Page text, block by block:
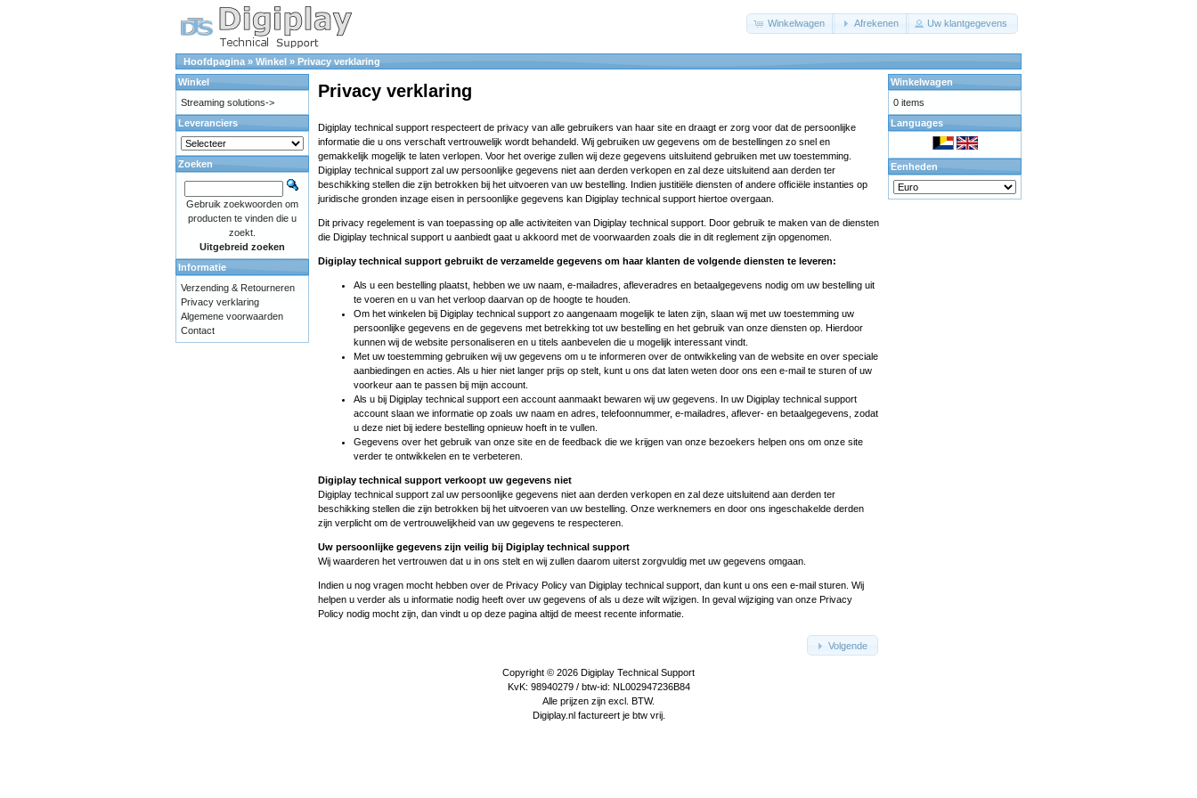
Winkelwagen Afrekenen Uw klantgegevens
Hoofdpagina » Winkel » Privacy verklaring
Privacy verklaring
Digiplay technical support respecteert de privacy van alle gebruikers van haar site en draagt er zorg voor dat de persoonlijke
informatie die u ons verschaft vertrouwelijk wordt behandeld. Wij gebruiken uw gegevens om de bestellingen zo snel en
gemakkelijk mogelijk te laten verlopen. Voor het overige zullen wij deze gegevens uitsluitend gebruiken met uw toestemming.
Digiplay technical support zal uw persoonlijke gegevens niet aan derden verkopen en zal deze uitsluitend aan derden ter
beschikking stellen die zijn betrokken bij het uitvoeren van uw bestelling. Indien justitiële diensten of andere officiële instanties op
juridische gronden inzage eisen in persoonlijke gegevens kan Digiplay technical support hiertoe overgaan.
Dit privacy regelement is van toepassing op alle activiteiten van Digiplay technical support. Door gebruik te maken van de diensten
die Digiplay technical support u aanbiedt gaat u akkoord met de voorwaarden zoals die in dit reglement zijn opgenomen.
Digiplay technical support gebruikt de verzamelde gegevens om haar klanten de volgende diensten te leveren:
Als u een bestelling plaatst, hebben we uw naam, e-mailadres, afleveradres en betaalgegevens nodig om uw bestelling uit
te voeren en u van het verloop daarvan op de hoogte te houden.
Om het winkelen bij Digiplay technical support zo aangenaam mogelijk te laten zijn, slaan wij met uw toestemming uw
persoonlijke gegevens en de gegevens met betrekking tot uw bestelling en het gebruik van onze diensten op. Hierdoor
kunnen wij de website personaliseren en u titels aanbevelen die u mogelijk interessant vindt.
Met uw toestemming gebruiken wij uw gegevens om u te informeren over de ontwikkeling van de website en over speciale
aanbiedingen en acties. Als u hier niet langer prijs op stelt, kunt u ons dat laten weten door ons een e-mail te sturen of uw
voorkeur aan te passen bij mijn account.
Als u bij Digiplay technical support een account aanmaakt bewaren wij uw gegevens. In uw Digiplay technical support
account slaan we informatie op zoals uw naam en adres, telefoonnummer, e-mailadres, aflever- en betaalgegevens, zodat
u deze niet bij iedere bestelling opnieuw hoeft in te vullen.
Gegevens over het gebruik van onze site en de feedback die we krijgen van onze bezoekers helpen ons om onze site
verder te ontwikkelen en te verbeteren.
Digiplay technical support verkoopt uw gegevens niet
Digiplay technical support zal uw persoonlijke gegevens niet aan derden verkopen en zal deze uitsluitend aan derden ter
beschikking stellen die zijn betrokken bij het uitvoeren van uw bestelling. Onze werknemers en door ons ingeschakelde derden
zijn verplicht om de vertrouwelijkheid van uw gegevens te respecteren.
Uw persoonlijke gegevens zijn veilig bij Digiplay technical support
Wij waarderen het vertrouwen dat u in ons stelt en wij zullen daarom uiterst zorgvuldig met uw gegevens omgaan.
Indien u nog vragen mocht hebben over de Privacy Policy van Digiplay technical support, dan kunt u ons een e-mail sturen. Wij
helpen u verder als u informatie nodig heeft over uw gegevens of als u deze wilt wijzigen. In geval wijziging van onze Privacy
Policy nodig mocht zijn, dan vindt u op deze pagina altijd de meest recente informatie.
Volgende
Winkel
Streaming solutions->
Leveranciers
Zoeken
Gebruik zoekwoorden om
producten te vinden die u
zoekt.
Uitgebreid zoeken
Informatie
Verzending & Retourneren
Privacy verklaring
Algemene voorwaarden
Contact
Winkelwagen
0 items
Languages
Eenheden
Copyright © 2026 Digiplay Technical Support
KvK: 98940279 / btw-id: NL002947236B84
Alle prijzen zijn excl. BTW.
Digiplay.nl factureert je btw vrij.